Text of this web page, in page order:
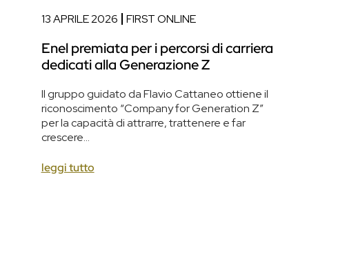
13 APRILE 2026 FIRST ONLINE
Enel premiata per i percorsi di carriera
dedicati alla Generazione Z
Il gruppo guidato da Flavio Cattaneo ottiene il
riconoscimento “Company for Generation Z”
per la capacità di attrarre, trattenere e far
crescere...
leggi tutto